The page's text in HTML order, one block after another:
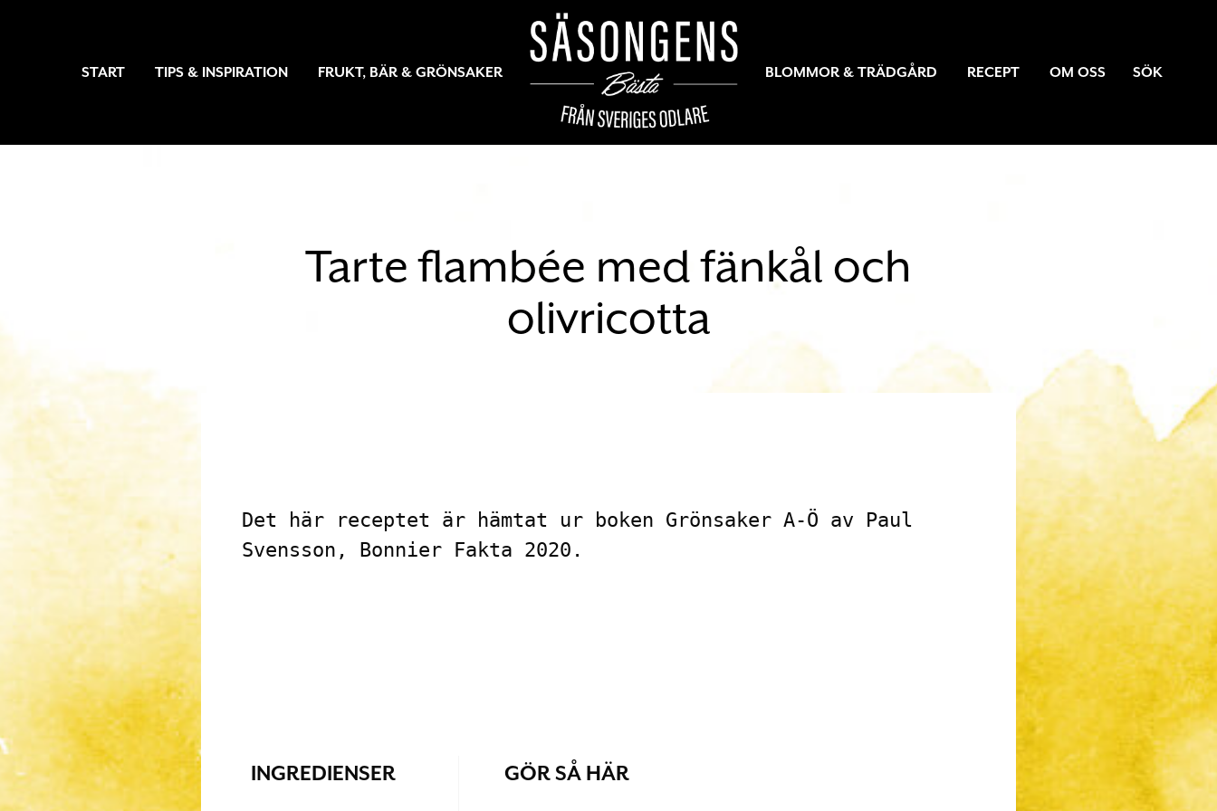
START TIPS & INSPIRATION FRUKT, BÄR & GRÖNSAKER BLOMMOR & TRÄDGÅRD RECEPT OM OSS SÖK
Tarte flambée med fänkål och
olivricotta
Det här receptet är hämtat ur boken Grönsaker A-Ö av Paul
Svensson, Bonnier Fakta 2020.
INGREDIENSER GÖR SÅ HÄR